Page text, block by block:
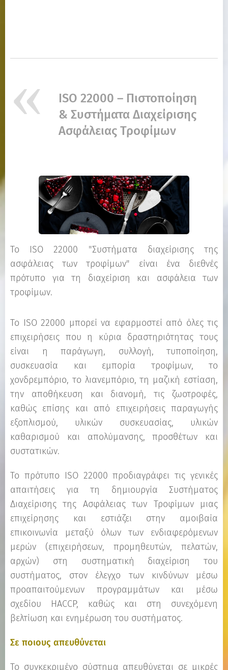
ISO 22000 – Πιστοποίηση
& Συστήματα Διαχείρισης
Ασφάλειας Τροφίμων
To ISO 22000 "Συστήματα διαχείρισης της
ασφάλειας των τροφίμων" είναι ένα διεθνές
πρότυπο για τη διαχείριση και ασφάλεια των
τροφίμων.
To ISO 22000 μπορεί να εφαρμοστεί από όλες τις
επιχειρήσεις που η κύρια δραστηριότητας τους
είναι η παράγωγη, συλλογή, τυποποίηση,
συσκευασία και εμπορία τροφίμων, το
χονδρεμπόριο, το λιανεμπόριο, τη μαζική εστίαση,
την αποθήκευση και διανομή, τις ζωοτροφές,
καθώς επίσης και από επιχειρήσεις παραγωγής
εξοπλισμού, υλικών συσκευασίας, υλικών
καθαρισμού και απολύμανσης, προσθέτων και
συστατικών.
Το πρότυπο ISO 22000 προδιαγράφει τις γενικές
απαιτήσεις για τη δημιουργία Συστήματος
Διαχείρισης της Ασφάλειας των Τροφίμων μιας
επιχείρησης και εστιάζει στην αμοιβαία
επικοινωνία μεταξύ όλων των ενδιαφερόμενων
μερών (επιχειρήσεων, προμηθευτών, πελατών,
αρχών) στη συστηματική διαχείριση του
συστήματος, στον έλεγχο των κινδύνων μέσω
προαπαιτούμενων προγραμμάτων και μέσω
σχεδίου HACCP, καθώς και στη συνεχόμενη
βελτίωση και ενημέρωση του συστήματος.
Σε ποιους απευθύνεται
Το συγκεκριμένο σύστημα απευθύνεται σε μικρές